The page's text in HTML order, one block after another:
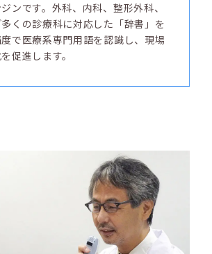
ンです。外科、内科、整形外科、
くの診療科に対応した「辞書」を
で医療系専門用語を認識し、現場
促進します。